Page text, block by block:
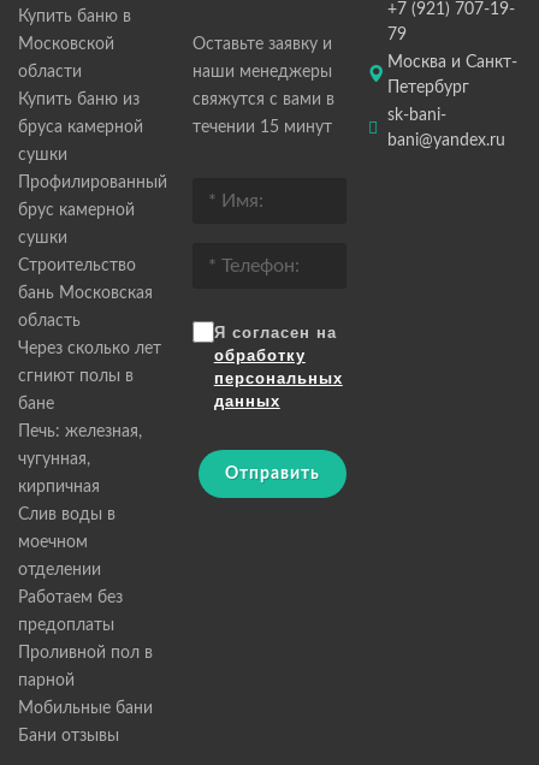
Купить баню в
Московской
области
Купить баню из
бруса камерной
сушки
Профилированный
брус камерной
сушки
Строительство
бань Московская
область
Через сколько лет
сгниют полы в
бане
Печь: железная,
чугунная,
кирпичная
Слив воды в
моечном
отделении
Работаем без
предоплаты
Проливной пол в
парной
Мобильные бани
Бани отзывы
Оставьте заявку и
наши менеджеры
свяжутся с вами в
течении 15 минут
Я согласен на
обработку
персональных
данных
Отправить
+7 (921) 707-19-
79
Москва и Санкт-
Петербург
sk-bani-
bani@yandex.ru